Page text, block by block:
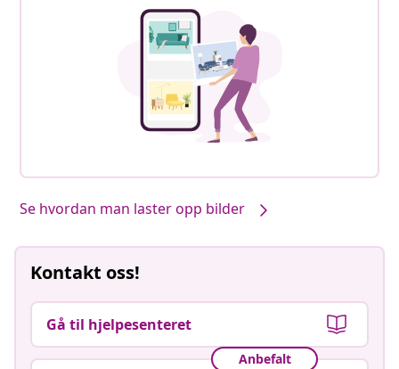
Se hvordan man laster opp bilder
Kontakt oss!
Gå til hjelpesenteret
Anbefalt